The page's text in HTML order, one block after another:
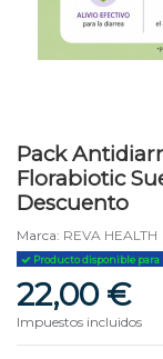
Pack
Florabiotic
Descuento
Marca: REVA HEALTH
Producto disponible para
22,00 €
Impuestos incluidos